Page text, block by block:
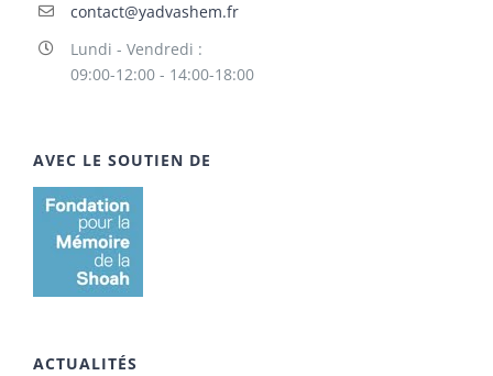
contact@yadvashem.fr
Lundi - Vendredi :
09:00-12:00 - 14:00-18:00
AVEC LE SOUTIEN DE
ACTUALITÉS